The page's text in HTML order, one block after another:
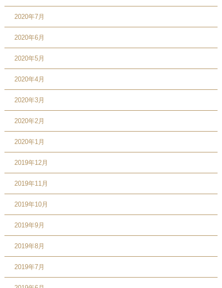
2020年7月
2020年6月
2020年5月
2020年4月
2020年3月
2020年2月
2020年1月
2019年12月
2019年11月
2019年10月
2019年9月
2019年8月
2019年7月